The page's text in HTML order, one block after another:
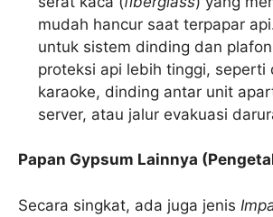
mudah hancur saat terpapar
untuk sistem dinding dan
proteksi api lebih tinggi, seperti
karaoke, dinding antar unit
server, atau jalur evakuasi
Papan Gypsum Lainnya
Secara singkat, ada juga jenis